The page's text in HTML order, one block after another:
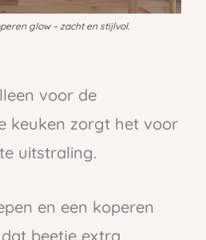
glow – zacht en stijlvol.
voor de
keuken zorgt het voor
uitstraling.
en een koperen
beetje extra